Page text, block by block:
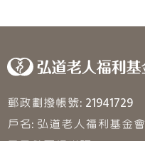
郵政劃撥帳號: 21941729
戶名: 弘道老人福利基金會